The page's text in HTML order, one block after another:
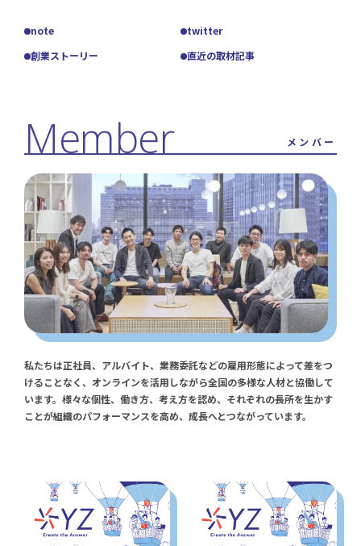
note
twitter
創業ストーリー
直近の取材記事
メンバー
私たちは正社員、アルバイト、業務委託などの雇用形態によって差をつ
けることなく、オンラインを活用しながら全国の多様な人材と協働して
います。様々な個性、働き方、考え方を認め、それぞれの長所を生かす
ことが組織のパフォーマンスを高め、成長へとつながっています。